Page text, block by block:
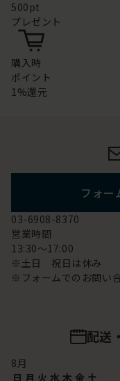
500pt
プレゼント
購入時
ポイント
1%還元
フォー
03-6908-8370
営業時間
13:30～17:00
※土日 祝日は休み
※フォームでのお問い
配送
8月
日 月 火 水 木 金 土